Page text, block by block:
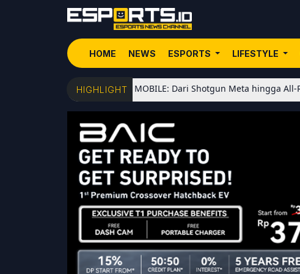
HOME NEWS ESPORTS LIFESTYLE
HIGHLIGHT
di PUBG MOBILE: Dari Shotgun Meta hingga All-Rounder Andalan